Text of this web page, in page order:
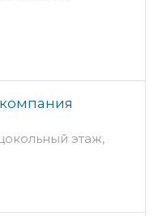
этаж,